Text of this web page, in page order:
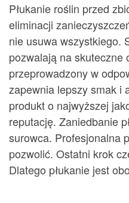
Płukanie roślin przed
eliminacji
nie usuwa wszystkiego.
pozwalają na skuteczne
przeprowadzony w
zapewnia lepszy smak i
produkt o najwyższej
reputację. Zaniedbanie
surowca. Profesjonalna
pozwolić. Ostatni krok
Dlatego płukanie jest